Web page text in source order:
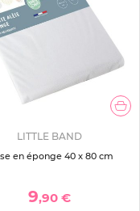
LITTLE BAND
en éponge 40 x 80 cm
9,90 €